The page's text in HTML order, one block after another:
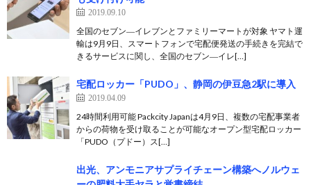
2019.09.10
全国のセブン―イレブンとファミリーマートが対象 ヤマト運
輸は9月9日、スマートフォンで宅配便発送の手続きを完結で
きるサービスに関し、全国のセブン―イレ[…]
宅配ロッカー「PUDO」、静岡の伊豆急2駅に導入
2019.04.09
24時間利用可能 Packcity Japanは4月9日、複数の宅配事業者
からの荷物を受け取ることが可能なオープン型宅配ロッカー
「PUDO（プドー）ス[…]
出光、アンモニアサプライチェーン構築へノルウェ